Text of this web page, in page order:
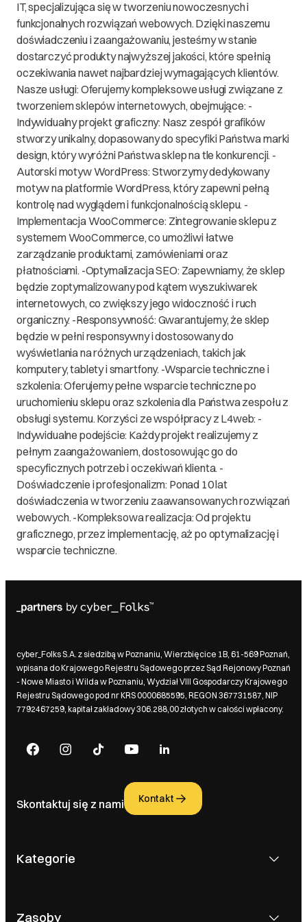
się, że Sprzedawca uznał oświadczenie lub żądanie
Konsumenta za uzasadnione. Jeżeli Klient będący
Konsumentem zażądał wymiany usługi albo złożył
oświadczenie o obniżeniu ceny, określając kwotę, o
którą cena ma być obniżona, a Sklep nie
ustosunkował się do tego żądania w terminie
czternastu dni, uważa się, za żądanie to uznał za
uzasadnione W przypadku umów zawieranych z
Klientami nie będącymi jednocześnie konsumentami,
na podstawie art. 558 § 1 Kodeksu cywilnego,
odpowiedzialność Serwisu z tytułu rękojmi jest
wyłączona.
DOWIEDZ SIĘ WIĘCEJ
IT, specjalizująca się w tworzeniu nowoczesnych i
funkcjonalnych rozwiązań webowych. Dzięki naszemu
doświadczeniu i zaangażowaniu, jesteśmy w stanie
dostarczyć produkty najwyższej jakości, które spełnią
oczekiwania nawet najbardziej wymagających klientów.
Nasze usługi: Oferujemy kompleksowe usługi związane z
tworzeniem sklepów internetowych, obejmujące: -
Indywidualny projekt graficzny: Nasz zespół grafików
stworzy unikalny, dopasowany do specyfiki Państwa marki
design, który wyróżni Państwa sklep na tle konkurencji. -
Autorski motyw WordPress: Stworzymy dedykowany
motyw na platformie WordPress, który zapewni pełną
kontrolę nad wyglądem i funkcjonalnością sklepu. -
Implementacja WooCommerce: Zintegrowanie sklepu z
systemem WooCommerce, co umożliwi łatwe
zarządzanie produktami, zamówieniami oraz
płatnościami. -Optymalizacja SEO: Zapewniamy, że sklep
będzie zoptymalizowany pod kątem wyszukiwarek
internetowych, co zwiększy jego widoczność i ruch
organiczny. -Responsywność: Gwarantujemy, że sklep
będzie w pełni responsywny i dostosowany do
wyświetlania na różnych urządzeniach, takich jak
komputery, tablety i smartfony. -Wsparcie techniczne i
szkolenia: Oferujemy pełne wsparcie techniczne po
uruchomieniu sklepu oraz szkolenia dla Państwa zespołu z
obsługi systemu. Korzyści ze współpracy z L4web: -
Indywidualne podejście: Każdy projekt realizujemy z
pełnym zaangażowaniem, dostosowując go do
specyficznych potrzeb i oczekiwań klienta. -
Doświadczenie i profesjonalizm: Ponad 10 lat
doświadczenia w tworzeniu zaawansowanych rozwiązań
webowych. -Kompleksowa realizacja: Od projektu
graficznego, przez implementację, aż po optymalizację i
wsparcie techniczne.
cyber_Folks S.A. z siedzibą w Poznaniu, Wierzbięcice 1B, 61-569 Poznań,
wpisana do Krajowego Rejestru Sądowego przez Sąd Rejonowy Poznań
- Nowe Miasto i Wilda w Poznaniu, Wydział VIII Gospodarczy Krajowego
Rejestru Sądowego pod nr KRS 0000685595, REGON 367731587, NIP
7792467259, kapitał zakładowy 306.288,00 złotych w całości wpłacony.
Skontaktuj się z nami Kontakt
Kategorie
Zasoby